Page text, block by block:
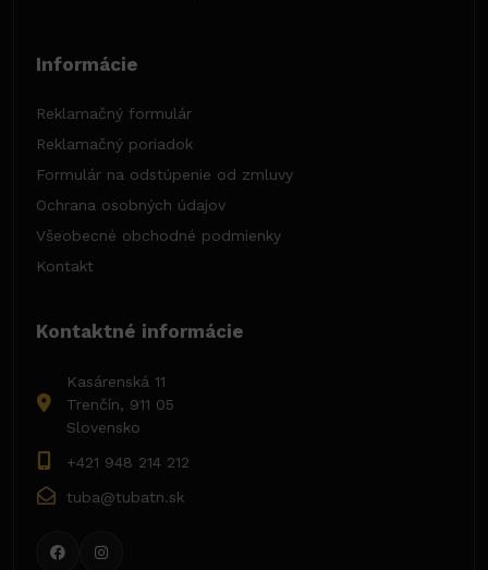
Informácie
Reklamačný formulár
Reklamačný poriadok
Formulár na odstúpenie od zmluvy
Ochrana osobných údajov
Všeobecné obchodné podmienky
Kontakt
Kontaktné informácie
Kasárenská 11
Trenčín, 911 05
Slovensko
+421 948 214 212
tuba@tubatn.sk